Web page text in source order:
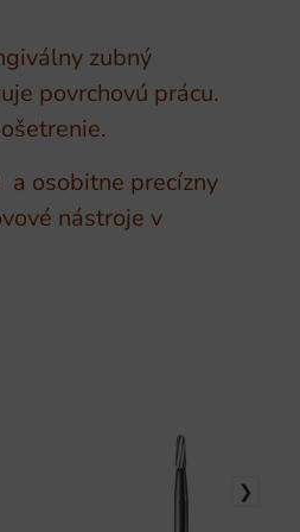
zubný
povrchovú prácu.
a osobitne precízny
nástroje v